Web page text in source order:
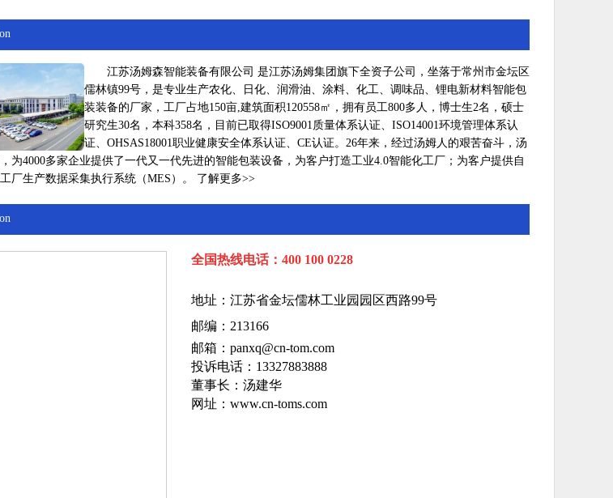
江苏汤姆森智能装备有限公司 是江苏汤姆集团旗下全资子公司，坐落于常州市金坛区
儒林镇99号，是专业生产农化、日化、润滑油、涂料、化工、调味品、锂电新材料智能包
装装备的厂家，工厂占地150亩,建筑面积120558㎡，拥有员工800多人，博士生2名，硕士
研究生30名，本科358名，目前已取得ISO9001质量体系认证、ISO14001环境管理体系认
证、OHSAS18001职业健康安全体系认证、CE认证。26年来，经过汤姆人的艰苦奋斗，汤
为4000多家企业提供了一代又一代先进的智能包装设备，为客户打造工业4.0智能化工厂；为客户提供自
厂生产数据采集执行系统（MES）。 了解更多>>
全国热线电话：400 100 0228
地址： 江苏省金坛儒林工业园园区西路99号
邮编：213166
邮箱：panxq@cn-tom.com
投诉电话：13327883888
董事长：汤建华
网址：www.cn-toms.com